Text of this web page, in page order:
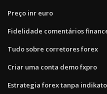
Preço inr euro
Fidelidade comentários
Tudo sobre corretores forex
Criar uma conta demo fxpro
Estrategia forex tanpa